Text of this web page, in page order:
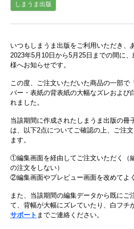
しまうま出版
いつもしまうま出版をご利用いただき、
2023年5月10日から5月25日までの間に
様へお知らせです。
この度、ご注文いただいた商品の一部で
バー・表紙の背表紙の大幅なズレおよび
れました。
当該期間に作成されたしまうま出版の冊
は、以下2点についてご確認の上、ご注
ます。
①編集画面を経由してご注文いただく（
の注文をしない）
②編集画面やプレビュー画面を改めてよ
また、当該期間の編集データから既にご
て、背幅が大幅にズレていたり、白フチ
サポート までご連絡ください。